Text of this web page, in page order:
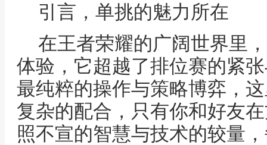
引言，单挑的魅力所在
在王者荣耀的广阔世界里
体验，它超越了排位赛的紧
最纯粹的操作与策略博弈，
复杂的配合，只有你和好友
照不宣的智慧与技术的较量